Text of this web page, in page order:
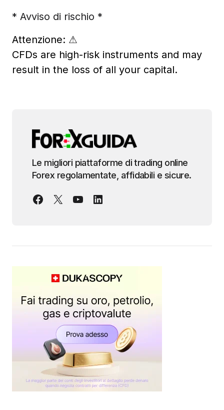
* Avviso di rischio *
Attenzione: ⚠
CFDs are high-risk instruments and may
result in the loss of all your capital.
Le migliori piattaforme di trading online
Forex regolamentate, affidabili e sicure.